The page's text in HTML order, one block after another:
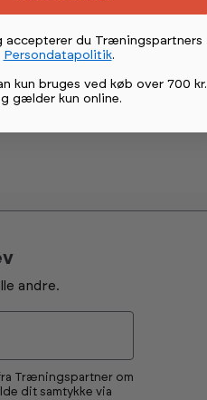
andre.
Træningspartner om
dit samtykke via
accepterer du Træningspartners
Persondatapolitik.
kun bruges ved køb over 700 kr.
gælder kun online.